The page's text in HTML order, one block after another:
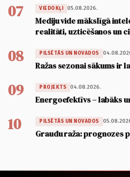
07 VIEDOKĻI 05.08.2026.
Mediju vide mākslīgā
realitāti, uzticēšanos un
08 PILSĒTĀS UN NOVADOS
Ražas sezonai sākums ir
09 PROJEKTS 04.08.2026.
Energoefektīvs – labāks
10 PILSĒTĀS UN NOVADOS
Graudu raža: prognozes